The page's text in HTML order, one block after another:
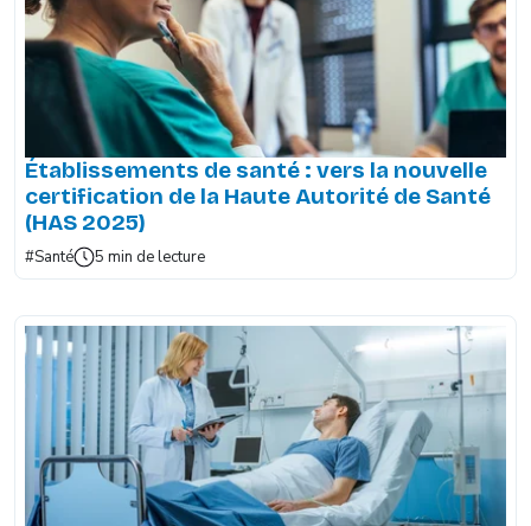
Établissements de santé : vers la nouvelle
certification de la Haute Autorité de Santé
(HAS 2025)
#Santé 5 min de lecture